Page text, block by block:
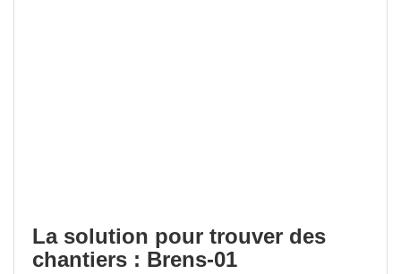
La solution pour trouver des
chantiers : Brens-01